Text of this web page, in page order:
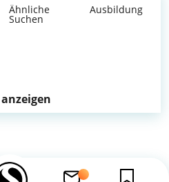
Ähnliche
Suchen
Ausbildung